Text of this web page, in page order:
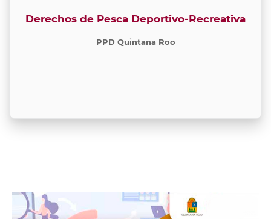
Derechos de Pesca Deportivo-Recreativa
PPD Quintana Roo